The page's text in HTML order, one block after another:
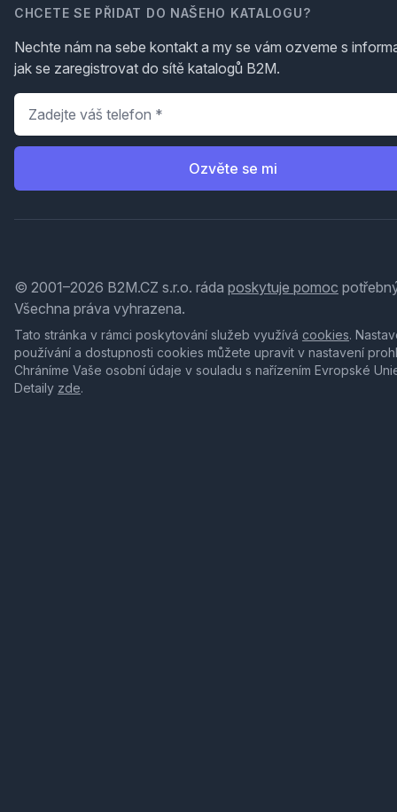
CHCETE SE PŘIDAT DO NAŠEHO KATALOGU?
Nechte nám na sebe kontakt a my se vám ozveme s
jak se zaregistrovat do sítě katalogů B2M.
Telefon
Ozvěte se mi
© 2001–2026 B2M.CZ s.r.o. ráda poskytuje pomoc
Všechna práva vyhrazena.
Tato stránka v rámci poskytování služeb využívá cookies.
používání a dostupnosti cookies můžete upravit v nastavení
Chráníme Vaše osobní údaje v souladu s nařízením Evropské
Detaily zde.